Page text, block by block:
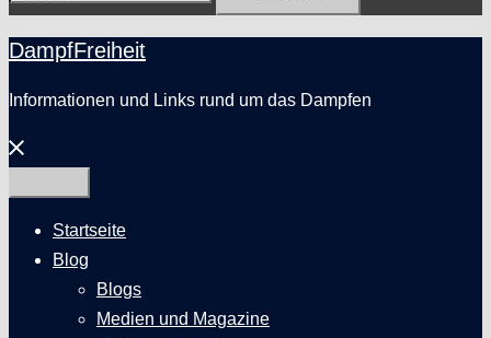
DampfFreiheit
Informationen und Links rund um das Dampfen
Menü
schließen
Startseite
Blog
Blogs
Medien und Magazine